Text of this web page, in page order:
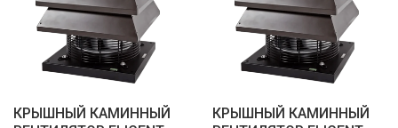
КРЫШНЫЙ КАМИННЫЙ
КРЫШНЫЙ КАМИННЫЙ